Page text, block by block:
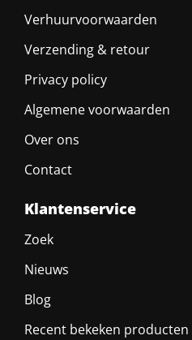
Verhuurvoorwaarden
Verzending & retour
Privacy policy
Algemene voorwaarden
Over ons
Contact
Klantenservice
Zoek
Nieuws
Blog
Recent bekeken producten